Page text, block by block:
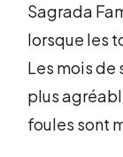
Sagrada
lorsque les
Les mois
plus
foules sont